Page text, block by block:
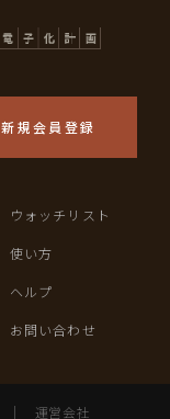
新規会員登録
ウォッチリスト
使い方
ヘルプ
お問い合わせ
｜ 運営会社